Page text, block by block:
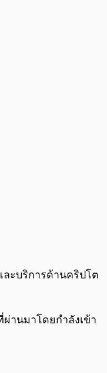
0:00 0:00
ะบริการด้านคริปโต
านมาโดยกำลังเข้า